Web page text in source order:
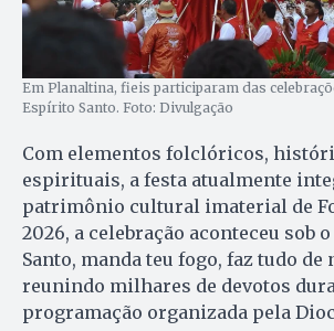
Em Planaltina, fieis participaram das
Espírito Santo. Foto: Divulgação
Com elementos folclóricos,
espirituais, a festa atualmente
patrimônio cultural imaterial de
2026, a celebração aconteceu sob
Santo, manda teu fogo, faz tudo de
reunindo milhares de devotos
programação organizada pela